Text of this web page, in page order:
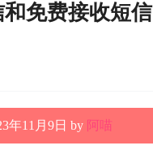
和免费接收短信
年11月9日 by 阿喵